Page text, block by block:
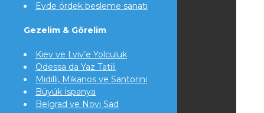
Evde ördek besleme sanatı
Gezelim & Görelim
Kiev ve Lviv’e Yolculuk
Odessa da Yaz Tatili
Midilli, Mikanos ve Santorini
Büyük İspanya
Belgrad ve Novi Sad